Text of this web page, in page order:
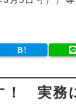
！ 実務